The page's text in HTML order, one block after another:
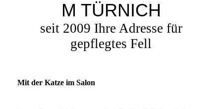
M TÜRNICH
seit 2009 Ihre Adresse für
gepflegtes Fell
Mit der Katze im Salon